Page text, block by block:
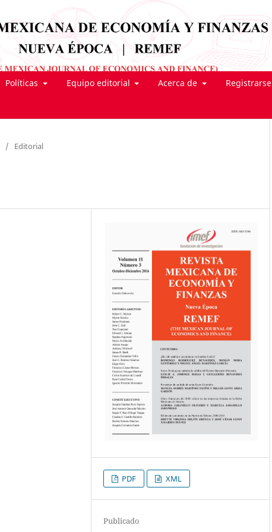
Políticas Equipo editorial Acerca de Registrarse
/ Editorial
PDF XML
Publicado